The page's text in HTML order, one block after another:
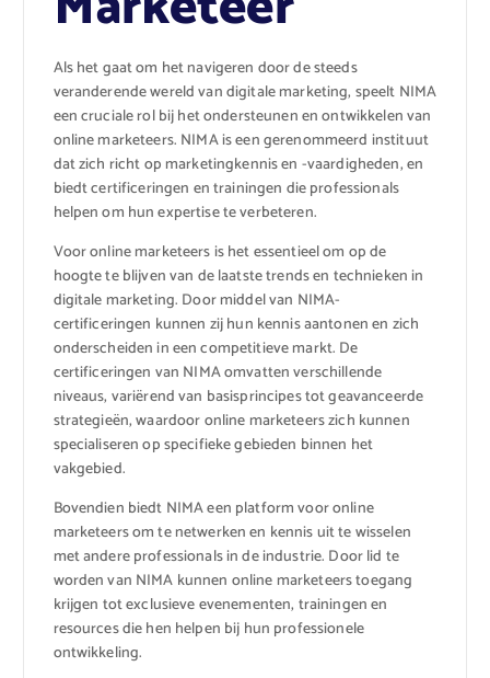
Als het gaat om het navigeren door de steeds
veranderende wereld van digitale marketing, speelt NIMA
een cruciale rol bij het ondersteunen en ontwikkelen van
online marketeers. NIMA is een gerenommeerd instituut
dat zich richt op marketingkennis en -vaardigheden, en
biedt certificeringen en trainingen die professionals
helpen om hun expertise te verbeteren.
Voor online marketeers is het essentieel om op de
hoogte te blijven van de laatste trends en technieken in
digitale marketing. Door middel van NIMA-
certificeringen kunnen zij hun kennis aantonen en zich
onderscheiden in een competitieve markt. De
certificeringen van NIMA omvatten verschillende
niveaus, variërend van basisprincipes tot geavanceerde
strategieën, waardoor online marketeers zich kunnen
specialiseren op specifieke gebieden binnen het
vakgebied.
Bovendien biedt NIMA een platform voor online
marketeers om te netwerken en kennis uit te wisselen
met andere professionals in de industrie. Door lid te
worden van NIMA kunnen online marketeers toegang
krijgen tot exclusieve evenementen, trainingen en
resources die hen helpen bij hun professionele
ontwikkeling.